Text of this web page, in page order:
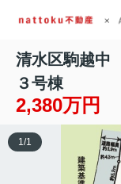
清水区駒越
３号棟
2,380万円
1/1